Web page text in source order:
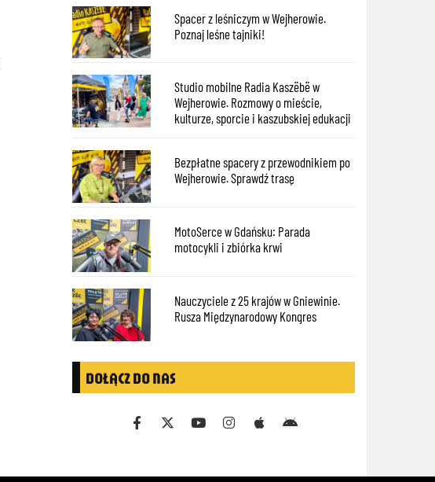
Spacer z leśniczym w Wejherowie.
Poznaj leśne tajniki!
Studio mobilne Radia Kaszëbë w
Wejherowie. Rozmowy o mieście,
kulturze, sporcie i kaszubskiej edukacji
Bezpłatne spacery z przewodnikiem po
Wejherowie. Sprawdź trasę
MotoSerce w Gdańsku: Parada
motocykli i zbiórka krwi
Nauczyciele z 25 krajów w Gniewinie.
Rusza Międzynarodowy Kongres
DOŁĄCZ DO NAS